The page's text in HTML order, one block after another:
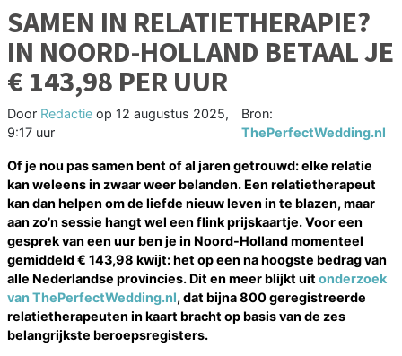
SAMEN IN RELATIETHERAPIE?
IN NOORD-HOLLAND BETAAL JE
€ 143,98 PER UUR
Door Redactie op 12 augustus 2025,
9:17 uur
Bron:
ThePerfectWedding.nl
Of je nou pas samen bent of al jaren getrouwd: elke relatie
kan weleens in zwaar weer belanden. Een relatietherapeut
kan dan helpen om de liefde nieuw leven in te blazen, maar
aan zo’n sessie hangt wel een flink prijskaartje. Voor een
gesprek van een uur ben je in Noord-Holland momenteel
gemiddeld € 143,98 kwijt: het op een na hoogste bedrag van
alle Nederlandse provincies. Dit en meer blijkt uit onderzoek
van ThePerfectWedding.nl, dat bijna 800 geregistreerde
relatietherapeuten in kaart bracht op basis van de zes
belangrijkste beroepsregisters.